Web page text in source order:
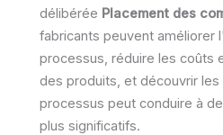
délibérée Placement des
fabricants peuvent améliorer
processus, réduire les coûts
des produits, et découvrir
processus peut conduire à
plus significatifs.